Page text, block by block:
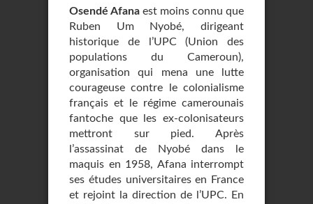
Osendé Afana est moins connu que
Ruben Um Nyobé, dirigeant
historique de l’UPC (Union des
populations du Cameroun),
organisation qui mena une lutte
courageuse contre le colonialisme
français et le régime camerounais
fantoche que les ex-colonisateurs
mettront sur pied. Après
l’assassinat de Nyobé dans le
maquis en 1958, Afana interrompt
ses études universitaires en France
et rejoint la direction de l’UPC. En